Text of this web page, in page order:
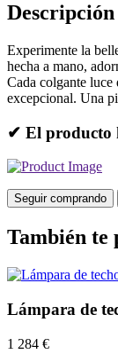
Descripción
Experimente la
hecha a mano,
Cada colgante
excepcional. Una
✔ El producto
Seguir comprando
También te
Lámpara de
1 284 €